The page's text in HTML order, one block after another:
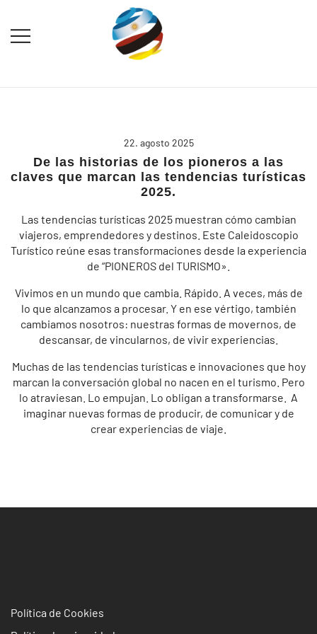
contenido
22. agosto 2025
De las historias de los pioneros a las
claves que marcan las tendencias turísticas
2025.
Las tendencias turísticas 2025 muestran cómo cambian
viajeros, emprendedores y destinos. Este Caleidoscopio
Turístico reúne esas transformaciones desde la experiencia
de “PIONEROS del TURISMO».
Vivimos en un mundo que cambia. Rápido. A veces, más de
lo que alcanzamos a procesar. Y en ese vértigo, también
cambiamos nosotros: nuestras formas de movernos, de
descansar, de vincularnos, de vivir experiencias.
Muchas de las tendencias turísticas e innovaciones que hoy
marcan la conversación global no nacen en el turismo. Pero
lo atraviesan. Lo empujan. Lo obligan a transformarse. A
imaginar nuevas formas de producir, de comunicar y de
crear experiencias de viaje.
Política de Cookies